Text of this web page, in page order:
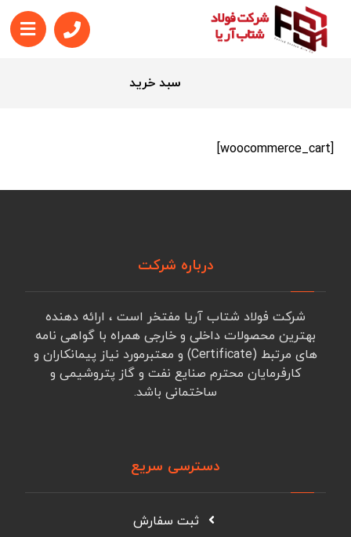
سبد خرید
[woocommerce_cart]
درباره شرکت
شرکت فولاد شتاب آریا مفتخر است ، ارائه دهنده
بهترین محصولات داخلی و خارجی همراه با گواهی نامه
های مرتبط (Certificate) و معتبرمورد نیاز پیمانکاران و
کارفرمایان محترم صنایع نفت و گاز پتروشیمی و
ساختمانی باشد.
دسترسی سریع
ثبت سفارش